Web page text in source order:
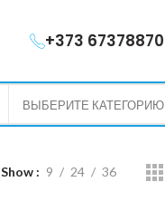
+373 67378870
ВЫБЕРИТЕ КАТЕГОРИЮ
Show 9 24 36